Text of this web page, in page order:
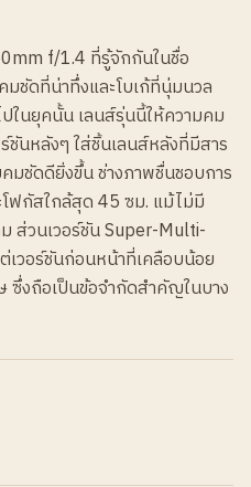
f/1.4 ที่รู้จักกันในชื่อ
ชัดที่น่าทึ่งและโบเก้ที่นุ่มนวล
ในยุคนั้น เลนส์รุ่นนี้ให้ความคม
ชันหลังๆ ใส่ชิ้นเลนส์หลังที่มีสาร
มชัดดียิ่งขึ้น ช่างภาพชื่นชอบการ
ฟกัสใกล้สุด 45 ซม. แม้ไม่มี
ส่วนเวอร์ชัน Super-Multi-
วอร์ชันก่อนหน้าที่เคลือบน้อย
ซึ่งถือเป็นข้อจำกัดสำคัญในบาง